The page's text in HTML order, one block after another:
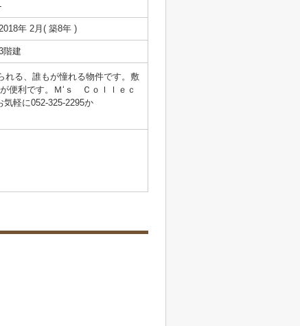
年 2月( 築8年 )
階建
れる、誰もが憧れる物件です。敷
便利です。Ｍ‘ｓ Ｃｏｌｌｅｃ
軽に052-325-2295か